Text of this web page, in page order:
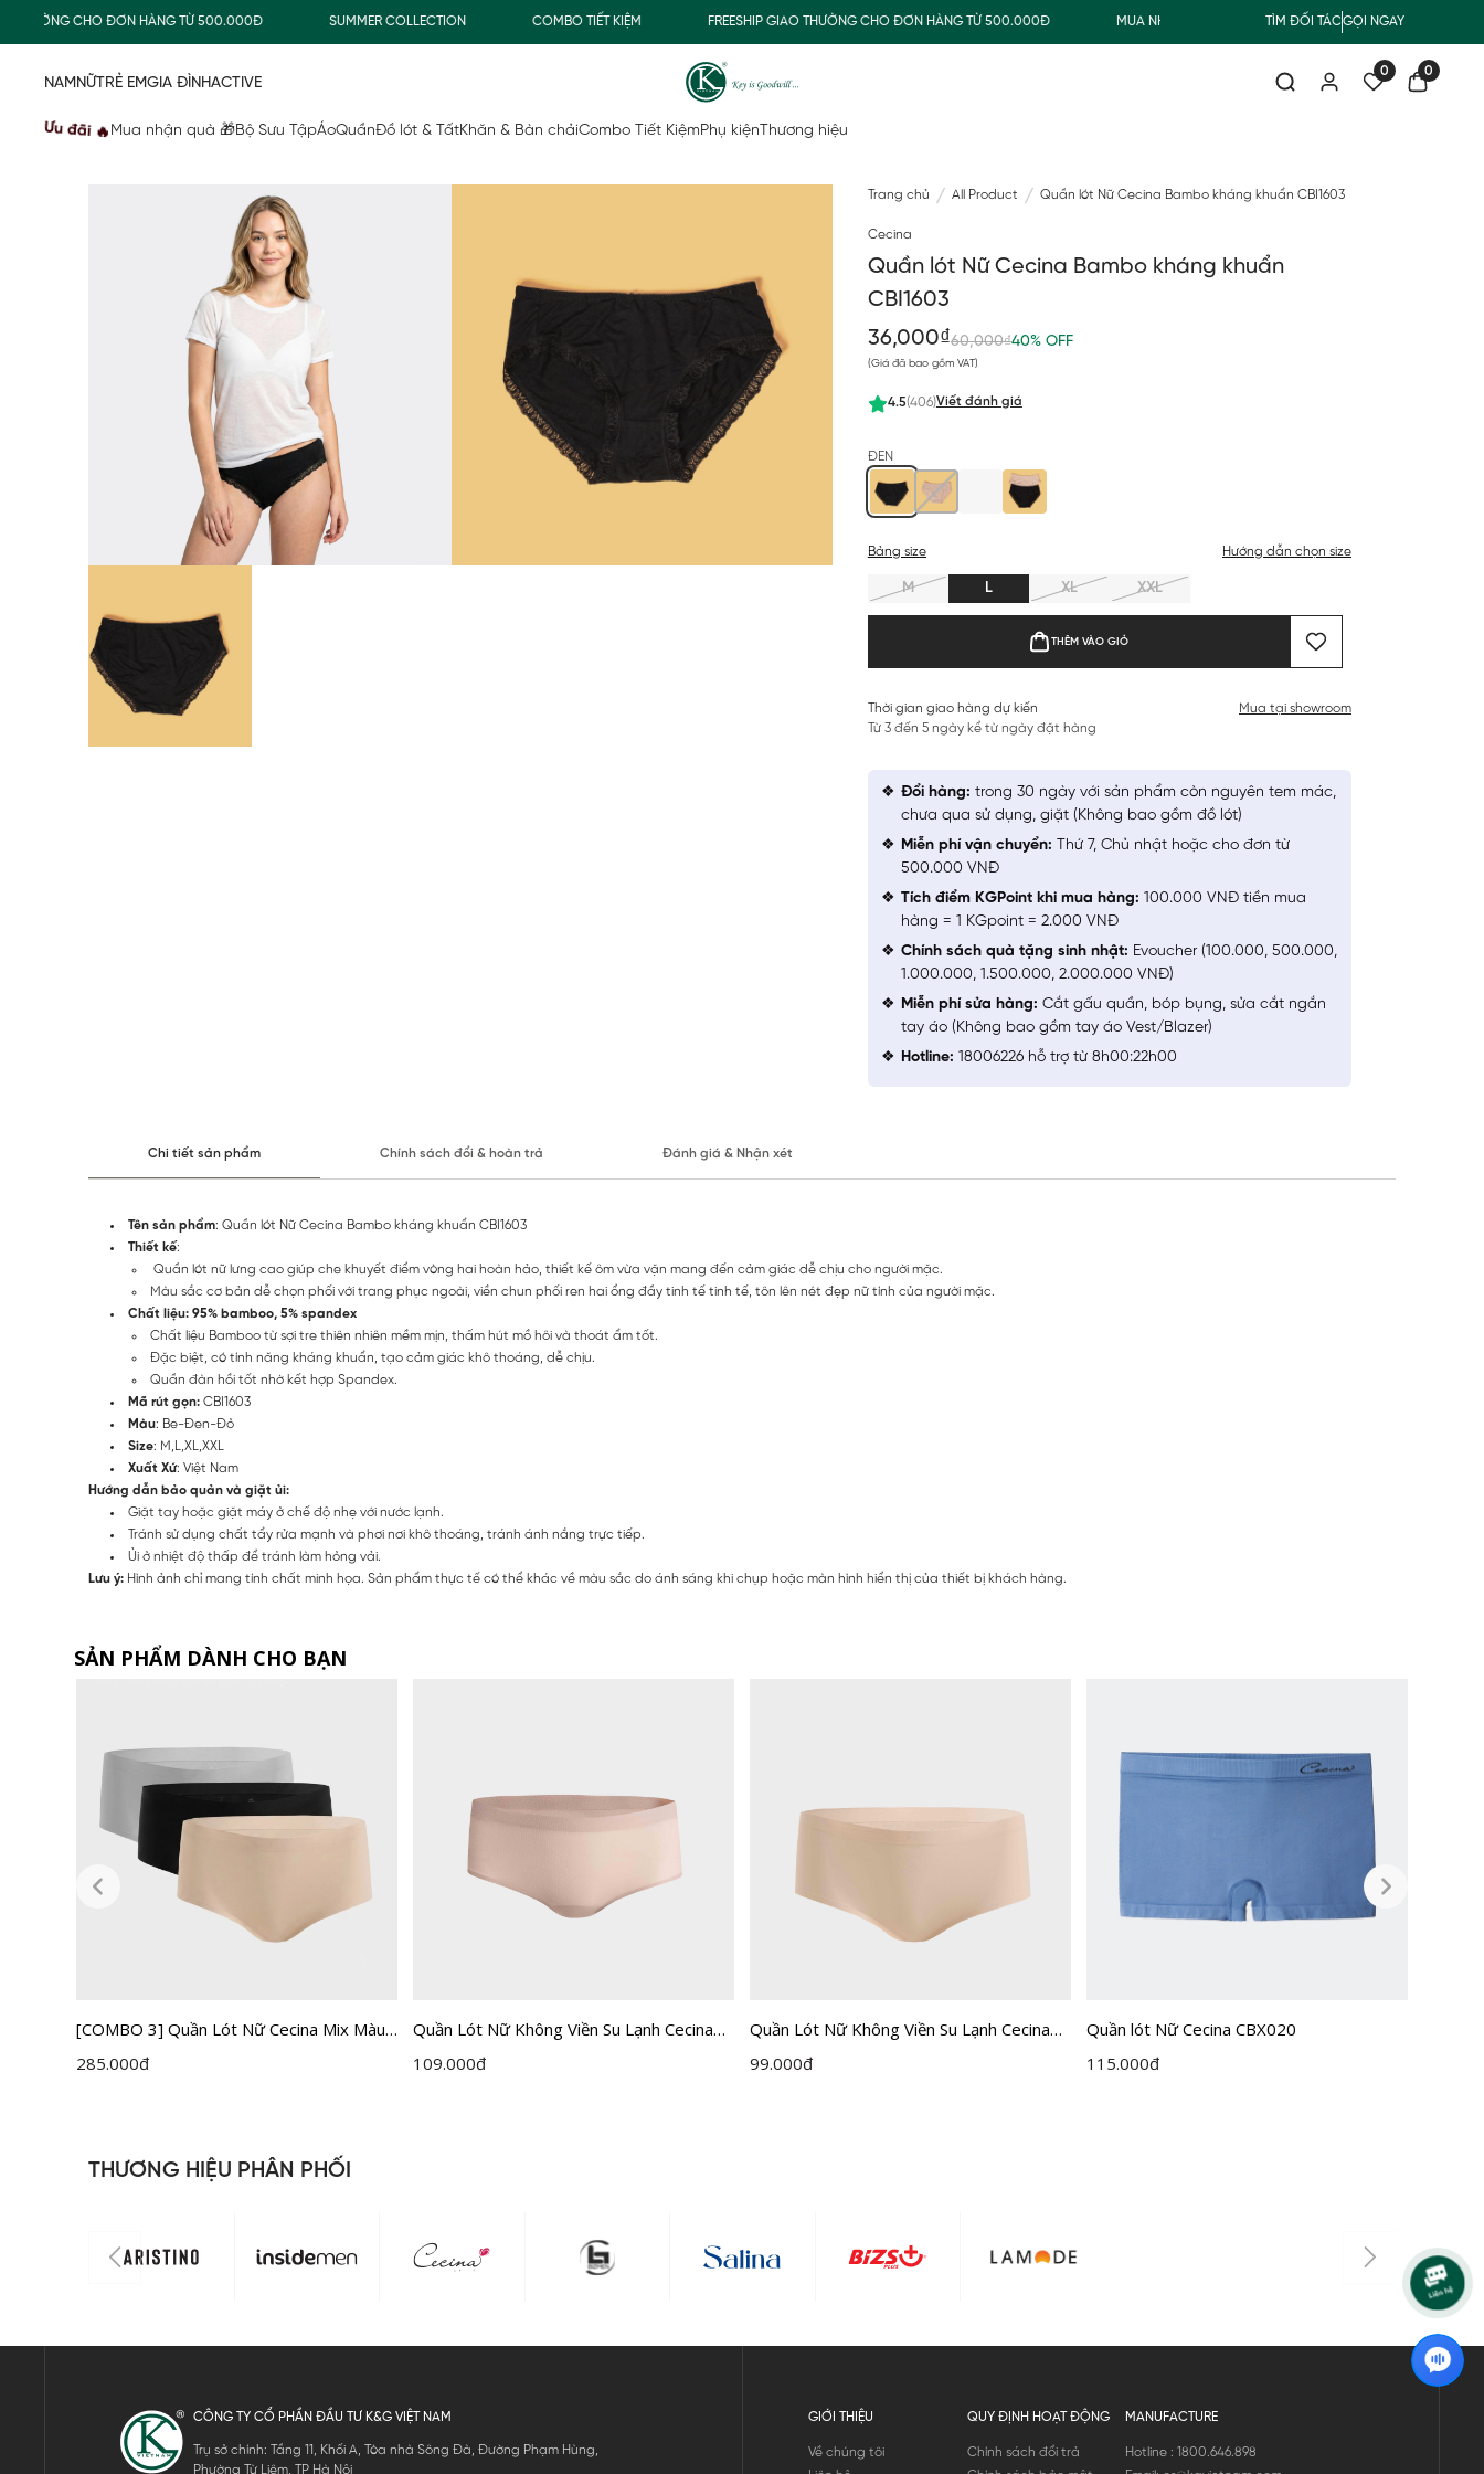
CHO ĐƠN HÀNG TỪ 500.000Đ SUMMER COLLECTION COMBO TIẾT KIỆM FREESHIP GIAO THƯỜNG CHO ĐƠN HÀNG TỪ 500.000Đ MUA NHẬN QUÀ FREESHIP GIAO THƯỜNG CHO
TÌM ĐỐI TÁCGỌI NGAY
0 0
NAMNỮTRẺ EMGIA ĐÌNHACTIVE
Ưu đãi 🔥 Mua nhận quà 🎁Bộ Sưu TậpÁoQuầnĐồ lót & TấtKhăn & Bàn chảiCombo Tiết KiệmPhụ kiện Thương hiệu
Trang chủ All Product Quần lót Nữ Cecina Bambo kháng khuẩn CBI1603
Cecina
Quần lót Nữ Cecina Bambo kháng khuẩn
CBI1603
36,000₫60,000₫40% OFF
(Giá đã bao gồm VAT)
4.5(406)Viết đánh giá
ĐEN
Bảng size Hướng dẫn chọn size
M L XL XXL
THÊM VÀO GIỎ
Thời gian giao hàng dự kiến
Từ 3 đến 5 ngày kể từ ngày đặt hàng
Mua tại showroom
Đổi hàng: trong 30 ngày với sản phẩm còn nguyên tem mác,
chưa qua sử dụng, giặt (Không bao gồm đồ lót)
Miễn phí vận chuyển: Thứ 7, Chủ nhật hoặc cho đơn từ
500.000 VNĐ
Tích điểm KGPoint khi mua hàng: 100.000 VNĐ tiền mua
hàng = 1 KGpoint = 2.000 VNĐ
Chính sách quà tặng sinh nhật: Evoucher (100.000, 500.000,
1.000.000, 1.500.000, 2.000.000 VNĐ)
Miễn phí sửa hàng: Cắt gấu quần, bóp bụng, sửa cắt ngắn
tay áo (Không bao gồm tay áo Vest/Blazer)
Hotline: 18006226 hỗ trợ từ 8h00:22h00
Chi tiết sản phẩm Chính sách đổi & hoàn trả Đánh giá & Nhận xét
Tên sản phẩm: Quần lót Nữ Cecina Bambo kháng khuẩn CBI1603
Thiết kế:
Quần lót nữ lưng cao giúp che khuyết điểm vòng hai hoàn hảo, thiết kế ôm vừa vặn mang đến cảm giác dễ chịu cho người mặc.
Màu sắc cơ bản dễ chọn phối với trang phục ngoài, viền chun phối ren hai ổng đầy tinh tế tinh tế, tôn lên nét đẹp nữ tính của người mặc.
Chất liệu: 95% bamboo, 5% spandex
Chất liệu Bamboo từ sợi tre thiên nhiên mềm mịn, thấm hút mồ hôi và thoát ẩm tốt.
Đặc biệt, có tính năng kháng khuẩn, tạo cảm giác khô thoáng, dễ chịu.
Quần đàn hồi tốt nhờ kết hợp Spandex.
Mã rút gọn: CBI1603
Màu: Be-Đen-Đỏ
Size: M,L,XL,XXL
Xuất Xứ: Việt Nam
Hướng dẫn bảo quản và giặt ủi:
Giặt tay hoặc giặt máy ở chế độ nhẹ với nước lạnh.
Tránh sử dụng chất tẩy rửa mạnh và phơi nơi khô thoáng, tránh ánh nắng trực tiếp.
Ủi ở nhiệt độ thấp để tránh làm hỏng vải.
Lưu ý: Hình ảnh chỉ mang tính chất minh họa. Sản phẩm thực tế có thể khác về màu sắc do ánh sáng khi chụp hoặc màn hình hiển thị của thiết bị khách hàng.
SẢN PHẨM DÀNH CHO BẠN
[COMBO 3] Quần Lót Nữ Cecina Mix Màu
Không Đường May CBI002EDP03
285.000đ
Quần Lót Nữ Không Viền Su Lạnh Cecina
CBI003EGP01
109.000đ
Quần Lót Nữ Không Viền Su Lạnh Cecina
CBI002EGP01
99.000đ
Quần lót Nữ Cecina CBX020
115.000đ
THƯƠNG HIỆU PHÂN PHỐI
CÔNG TY CỔ PHẦN ĐẦU TƯ K&G VIỆT NAM
Trụ sở chính: Tầng 11, Khối A, Tòa nhà Sông Đà, Đường Phạm Hùng,
Phường Từ Liêm, TP Hà Nội
GIỚI THIỆU
Về chúng tôi
QUY ĐỊNH HOẠT ĐỘNG
Chính sách đổi trả
MANUFACTURE
Hotline : 1800.646.898